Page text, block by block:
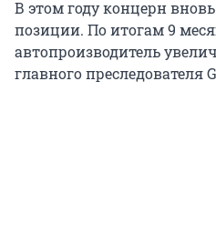
В этом году концерн
позиции. По итогам 9
автопроизводитель
главного преследователя